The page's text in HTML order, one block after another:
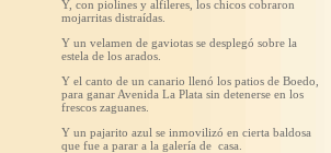
Y, con piolines y alfileres, los chicos cobraron
mojarritas distraídas.
Y un velamen de gaviotas se desplegó sobre la
estela de los arados.
Y el canto de un canario llenó los patios de Boedo,
para ganar Avenida La Plata sin detenerse en los
frescos zaguanes.
Y un pajarito azul se inmovilizó en cierta baldosa
que fue a parar a la galería de casa.